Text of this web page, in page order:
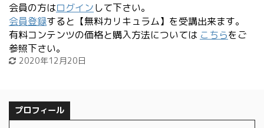
会員の方はログインして下さい。
会員登録すると【無料カリキュラム】を受講出来ます。
有料コンテンツの価格と購入方法については こちらをご
参照下さい。
2020年12月20日
プロフィール